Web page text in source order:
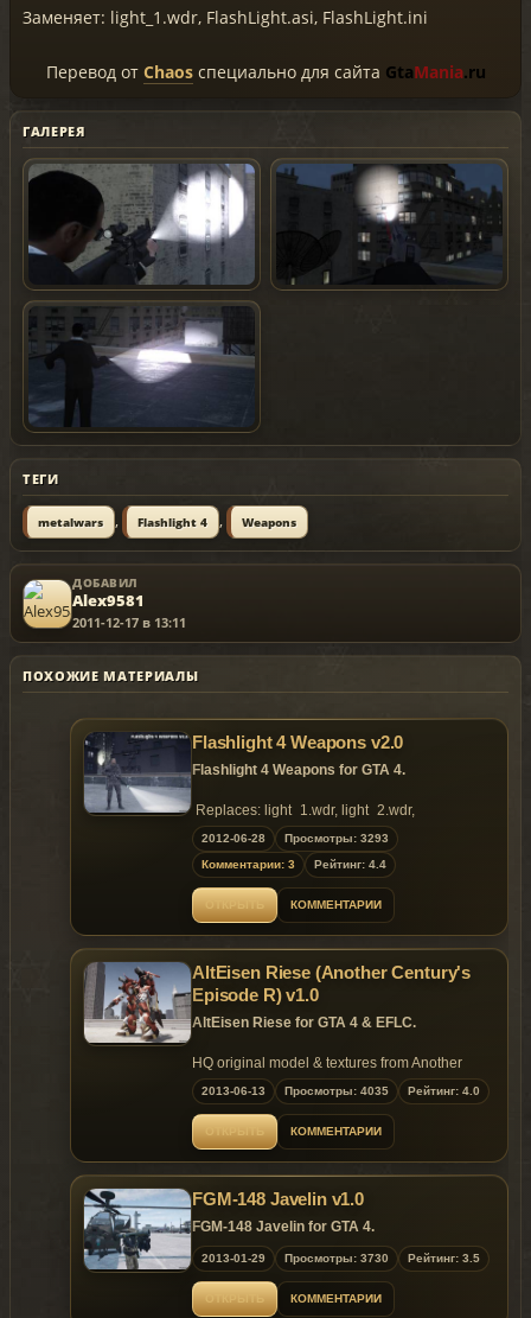
Заменяет: light_1.wdr, FlashLight.asi, FlashLight.ini
Перевод от Chaosспециально для сайта GtaMania.ru
ГАЛЕРЕЯ
ТЕГИ
metalwars , Flashlight 4 , Weapons
ДОБАВИЛ
Alex9581
2011-12-17 в 13:11
ПОХОЖИЕ МАТЕРИАЛЫ
Flashlight 4 Weapons v2.0
Flashlight 4 Weapons for GTA 4.
Replaces: light_1.wdr, light_2.wdr,
FlashLight.asi, FlashLight.ini
2012-06-28
Просмотры: 3293
Комментарии: 3
Рейтинг: 4.4
КОММЕНТАРИИ
AltEisen Riese (Another Century's
Episode R) v1.0
AltEisen Riese for GTA 4 & EFLC.
HQ original model & textures from Another
Century's Episode (A.C.E.)
Convert into IV by: metalwars
Wanzer Script by: ++++
If you are remodeling "Patriot", you should
This mod is made based on standard "patriot".
You should replace default PATRIOT with
HANDLING in this file.
If not, this script may crash.
Installation:
2013-06-13 Просмотры: 4035 Рейтинг: 4.0
КОММЕНТАРИИ
FGM-148 Javelin v1.0
FGM-148 Javelin for GTA 4.
2013-01-29 Просмотры: 3730 Рейтинг: 3.5
КОММЕНТАРИИ